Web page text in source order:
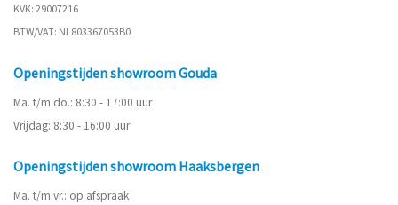
KVK: 29007216
BTW/VAT: NL803367053B0
Openingstijden showroom Gouda
Ma. t/m do.: 8:30 - 17:00 uur
Vrijdag: 8:30 - 16:00 uur
Openingstijden showroom Haaksbergen
Ma. t/m vr.: op afspraak